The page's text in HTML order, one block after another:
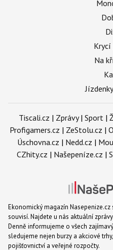
Krycí
Na
Tiscali.cz | Zprávy| Sport |
Profigamers.cz | ZeStolu.cz |
Úschovna.cz | Nedd.cz |
CZhity.cz | Našepeníze.cz |
Ekonomický magazín
souvisí. Najdete u nás aktuální
Denně informujeme o všech
sledujeme nejen burzy a akciové
pojišťovnictví a veřejné rozpočty.